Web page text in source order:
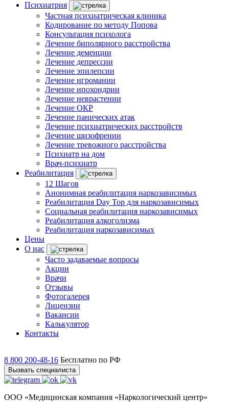
Психиатрия
Частная психиатрическая клиника
Кодирование по методу Попова
Консультация психолога
Лечение биполярного расстройства
Лечение деменции
Лечение депрессии
Лечение эпилепсии
Лечение игромании
Лечение ипохондрии
Лечение неврастении
Лечение ОКР
Лечение панических атак
Лечение психиатрических расстройств
Лечение шизофрении
Лечение тревожного расстройства
Психиатр на дом
Врач-психиатр
Реабилитация
12 Шагов
Анонимная реабилитация наркозависимых
Реабилитация Day Top для наркозависимых
Социальная реабилитация наркозависимых
Реабилитация алкоголизма
Реабилитация наркозависимых
Цены
О нас
Часто задаваемые вопросы
Акции
Врачи
Отзывы
Фотогалерея
Лицензии
Вакансии
Калькулятор
Контакты
8 800 200-48-16 Бесплатно по РФ
Вызвать специалиста
ООО «Медицинская компания «Наркологический центр»